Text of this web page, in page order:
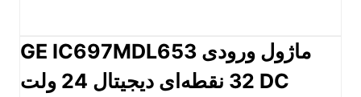
GE IC697MDL653 ماژول ورودی
32 نقطه‌ای دیجیتال 24 ولت DC